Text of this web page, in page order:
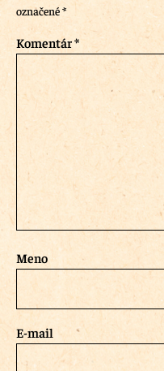
označené*
Komentár*
Meno
E-mail